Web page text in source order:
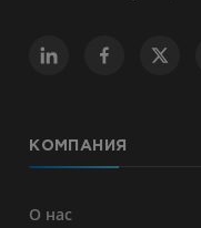
КОМПАНИЯ
О нас